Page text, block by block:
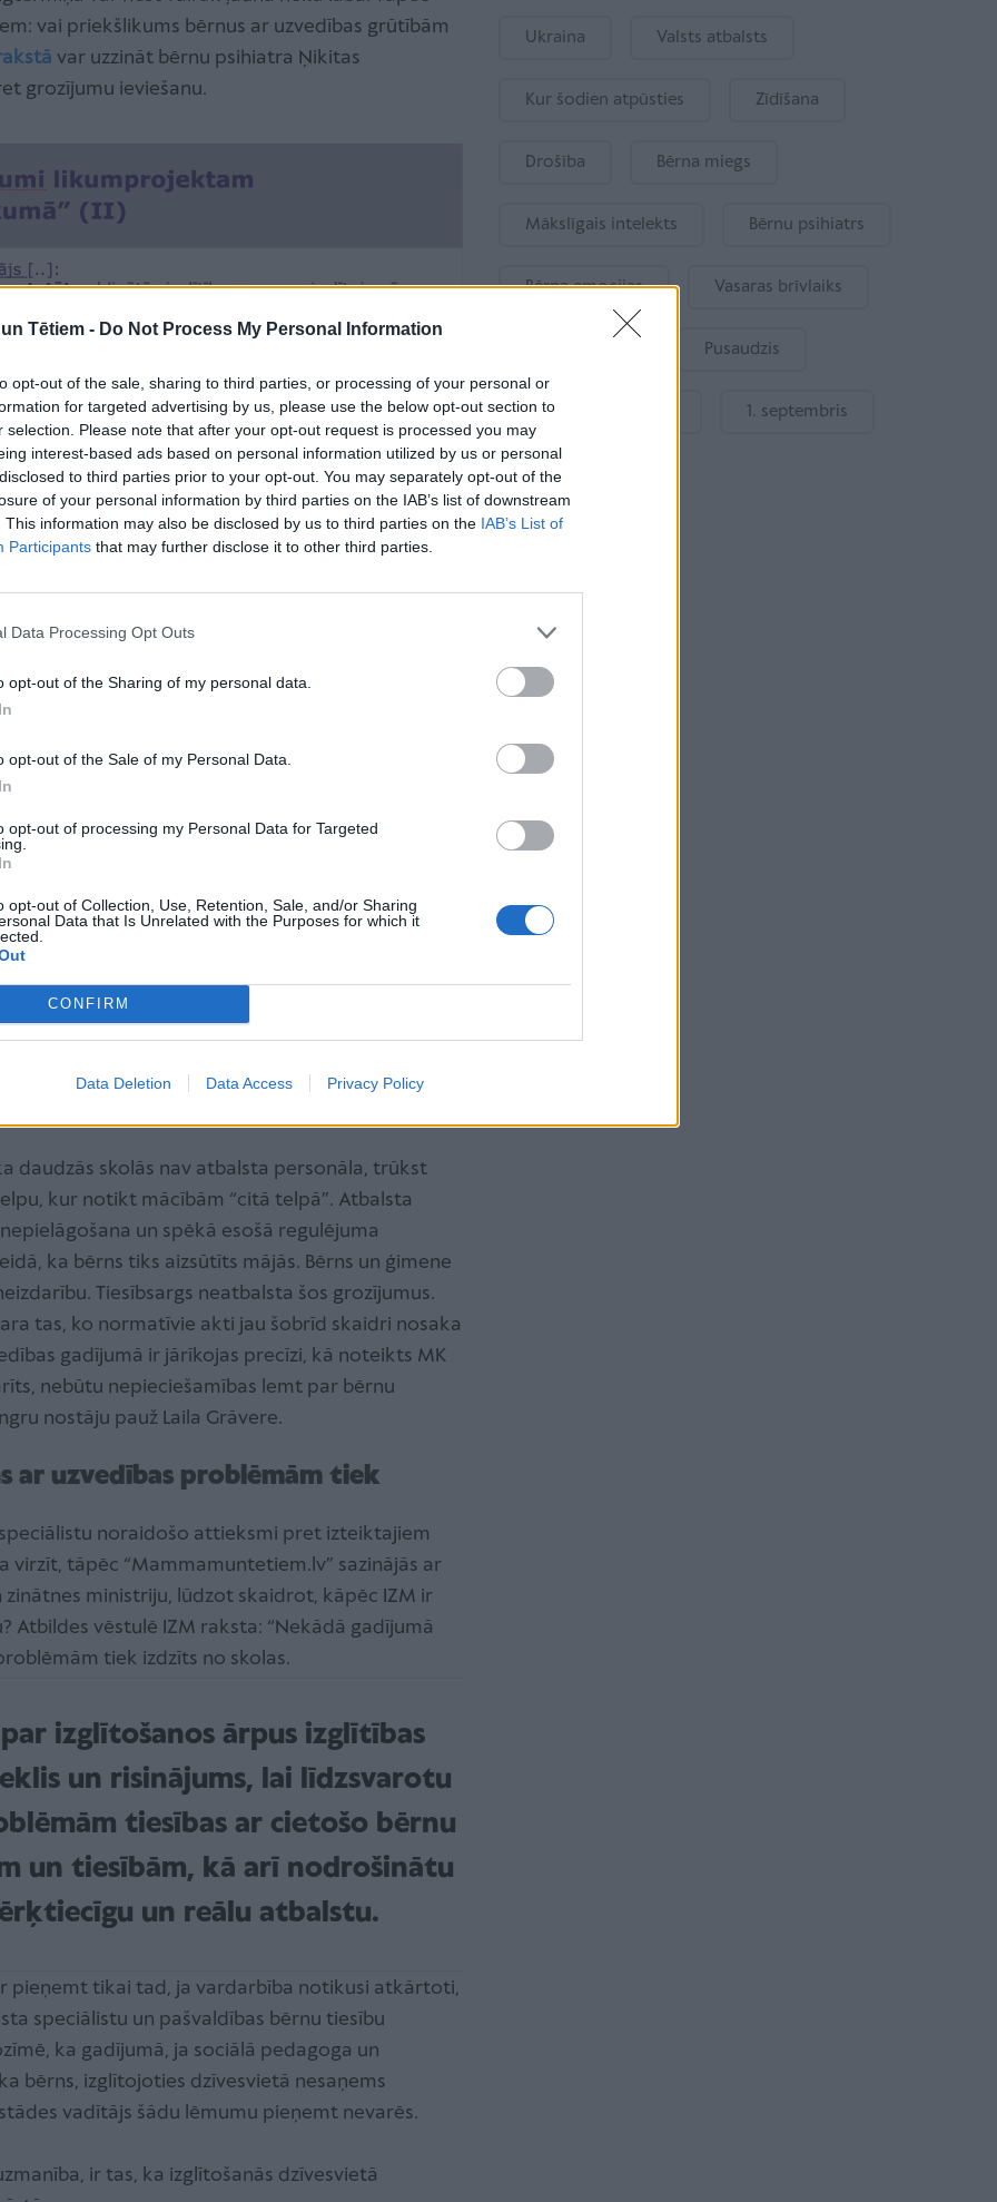
Tētiem - Do Not Process My Personal Information
opt-out of the sale, sharing to third parties, or processing of your personal or
for targeted advertising by us, please use the below opt-out section to
selection. Please note that after your opt-out request is processed you may
interest-based ads based on personal information utilized by us or personal
to third parties prior to your opt-out. You may separately opt-out of the
of your personal information by third parties on the IAB’s list of downstream
This information may also be disclosed by us to third parties on the IAB’s List of
Participants that may further disclose it to other third parties.
Data Processing Opt Outs
opt-out of the Sharing of my personal data.
opt-out of the Sale of my Personal Data.
opt-out of processing my Personal Data for Targeted
opt-out of Collection, Use, Retention, Sale, and/or Sharing
Data that Is Unrelated with the Purposes for which it
CONFIRM
Data Deletion Data Access Privacy Policy
vai priekšlikums bērnus ar uzvedības grūtībām
var uzzināt bērnu psihiatra Ņikitas
grozījumu ieviešanu.
traucējumiem var palikt arī bez
kultūras un zinātnes komisijai rakstisku
priekšlikumu – noteikt izglītību ģimenē. Pēc
ārpus izglītības iestādes izglītojamā
noteikumos par ilgstoši slimojošo bērnu
bērna. Taču
nāks uz mājām, skaidri nav
izskanējis, ka tā ir iecerēts.
traucējumiem var palikt arī
izglītības,"
komentē Latvijas Republikas
vadītāja Laila Grāvere.
daudzās skolās nav atbalsta personāla, trūkst
kur notikt mācībām “citā telpā”. Atbalsta
un spēkā esošā regulējuma
ka bērns tiks aizsūtīts mājās. Bērns un ģimene
Tiesībsargs neatbalsta šos grozījumus.
tas, ko normatīvie akti jau šobrīd skaidri nosaka
gadījumā ir jārīkojas precīzi, kā noteikts MK
nebūtu nepieciešamības lemt par bērnu
nostāju pauž Laila Grāvere.
ar uzvedības problēmām tiek
noraidošo attieksmi pret izteiktajiem
virzīt, tāpēc “Mammamuntetiem.lv” sazinājās ar
ministriju, lūdzot skaidrot, kāpēc IZM ir
Atbildes vēstulē IZM raksta: “Nekādā gadījumā
tiek izdzīts no skolas.
izglītošanos ārpus izglītības
un risinājums, lai līdzsvarotu
tiesības ar cietošo bērnu
un tiesībām, kā arī nodrošinātu
un reālu atbalstu.
pieņemt tikai tad, ja vardarbība notikusi atkārtoti,
speciālistu un pašvaldības bērnu tiesību
ka gadījumā, ja sociālā pedagoga un
bērns, izglītojoties dzīvesvietā nesaņems
vadītājs šādu lēmumu pieņemt nevarēs.
ir tas, ka izglītošanās dzīvesvietā
Ukraina Valsts atbalsts
Kur šodien atpūsties Zīdīšana
Drošība Bērna miegs
Mākslīgais intelekts Bērnu psihiatrs
Bērna emocijas Vasaras brīvlaiks
Pusaudzis
Gatavošanās skolai 1. septembris